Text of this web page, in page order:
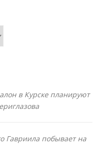
в Курске планируют
Гавриила побывает на